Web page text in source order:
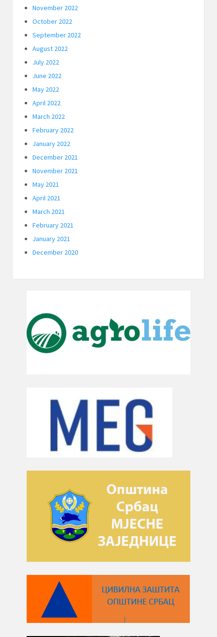
November 2022
October 2022
September 2022
August 2022
July 2022
June 2022
May 2022
April 2022
March 2022
February 2022
January 2022
December 2021
November 2021
May 2021
April 2021
March 2021
February 2021
January 2021
December 2020